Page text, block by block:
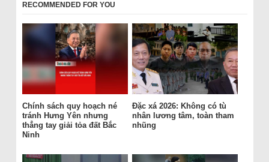
RECOMMENDED FOR YOU
Chính sách quy hoạch né
tránh Hưng Yên nhưng
thẳng tay giải tỏa đất Bắc
Ninh
Đặc xá 2026: Không có tù
nhân lương tâm, toàn tham
nhũng